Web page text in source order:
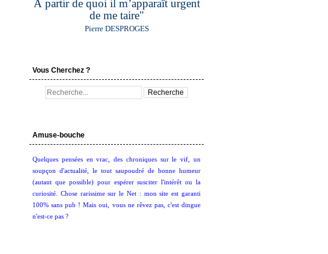
À partir de quoi il m’apparaît urgent
de me taire"
Pierre DESPROGES
Vous Cherchez ?
Amuse-bouche
Quelques pensées en vrac, des chroniques sur le vif, un
soupçon d'actualité, le tout saupoudré de bonne humeur
(autant que possible) pour espérer susciter l'intérêt ou la
curiosité. Chose rarissime sur le Net : mon site est garanti
100% sans pub ! Mais oui, vous ne rêvez pas, c'est dingue
n'est-ce pas ?